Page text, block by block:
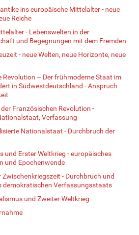
ins europäische Mittelalter - neue
Reiche
- Lebenswelten in der
und Begegnungen mit dem Fremden
- neue Welten, neue Horizonte, neue
Revolution – Der frühmoderne Staat im
in Südwestdeutschland - Anspruch
Französischen Revolution -
Verfassung
Nationalstaat - Durchbruch der
und Erster Weltkrieg - europäisches
und Epochenwende
Zwischenkriegszeit - Durchbruch und
demokratischen Verfassungsstaats
und Zweiter Weltkrieg